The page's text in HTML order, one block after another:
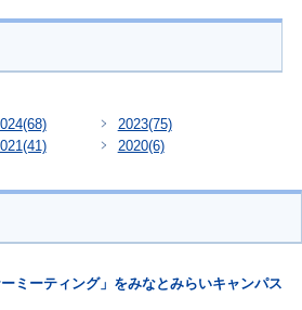
(68) 2023(75)
(41) 2020(6)
ミーティング」をみなとみらいキャンパス